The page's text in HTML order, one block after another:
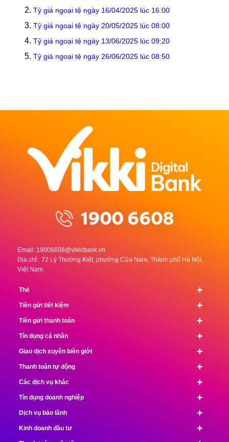
Tỷ giá ngoại tệ ngày 16/04/2025 lúc 16:00
Tỷ giá ngoại tệ ngày 20/05/2025 lúc 08:00
Tỷ giá ngoại tệ ngày 13/06/2025 lúc 09:20
Tỷ giá ngoại tệ ngày 26/06/2025 lúc 08:50
Email: 19006608@vikkibank.vn
Địa chỉ: 72 Lý Thường Kiệt, phường Cửa Nam, Thành phố Hà Nội,
Việt Nam
+
Thẻ
+
Tiền gửi tiết kiệm
+
Tiền gửi thanh toán
+
Tín dụng cá nhân
+
Giao dịch xuyên biên giới
+
Thanh toán tự động
+
Các dịch vụ khác
+
Tín dụng doanh nghiệp
+
Dịch vụ bảo lãnh
+
Kinh doanh đầu tư